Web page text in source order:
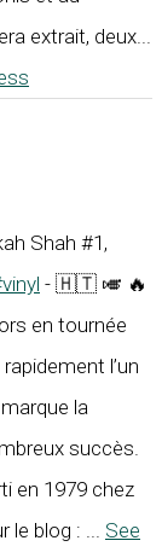
extrait, deux...
Shah #1,
- 🇭🇹 🎺 🔥
en tournée
l’un
la
succès.
en 1979 chez
le blog : ... See